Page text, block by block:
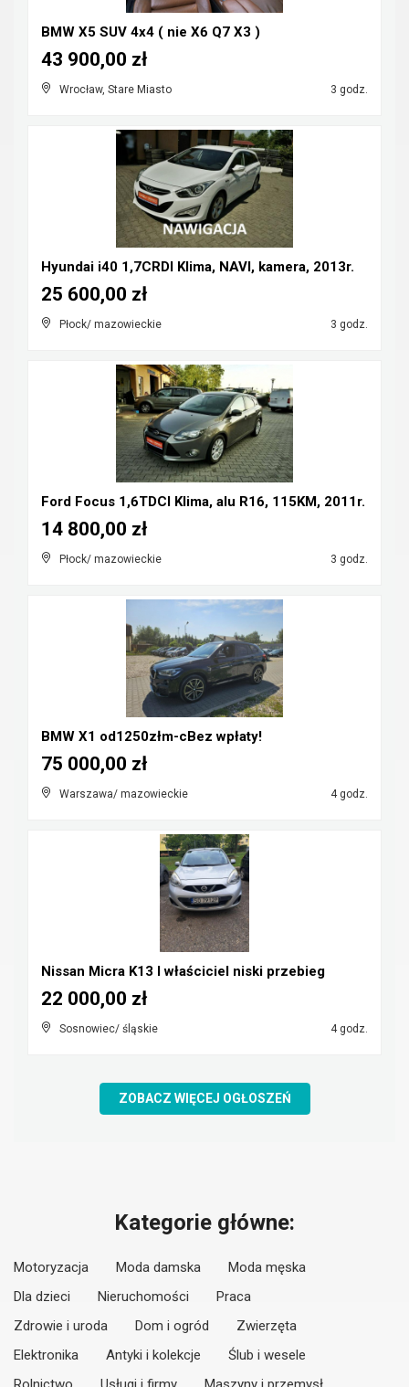
BMW X5 SUV 4x4 ( nie X6 Q7 X3 )
Wrocław, Stare Miasto 3 godz.
43 900,00 zł
Hyundai i40 1,7CRDI Klima, NAVI, kamera, 2013r.
Płock/ mazowieckie 3 godz.
25 600,00 zł
Ford Focus 1,6TDCI Klima, alu R16, 115KM, 2011r.
Płock/ mazowieckie 3 godz.
14 800,00 zł
BMW X1 od1250złm-cBez wpłaty!
Warszawa/ mazowieckie 4 godz.
75 000,00 zł
Nissan Micra K13 I właściciel niski przebieg
Sosnowiec/ śląskie 4 godz.
22 000,00 zł
ZOBACZ WIĘCEJ OGŁOSZEŃ
Kategorie główne:
Motoryzacja Moda damska
Moda męska
Dla dzieci
Nieruchomości
Praca
Zdrowie i uroda
Dom i ogród
Zwierzęta
Elektronika
Antyki i kolekcje
Ślub i wesele